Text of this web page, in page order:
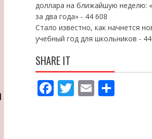
доллара на ближайшую неделю:
за два года»- 44 608
Стало известно, как начнется
учебный год для школьников -
SHARE IT
F T E П